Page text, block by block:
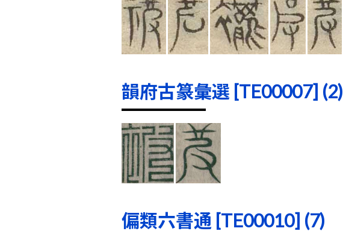
韻府古篆彙選 [TE00007] (2)
偏類六書通 [TE00010] (7)